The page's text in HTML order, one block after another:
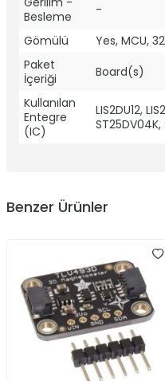
Besleme
-
Gömülü
Yes, MCU,
Paket
İçeriği
Board(s)
Kullanılan
Entegre
(IC)
LIS2DU12,
ST25DV04K,
Benzer Ürünler